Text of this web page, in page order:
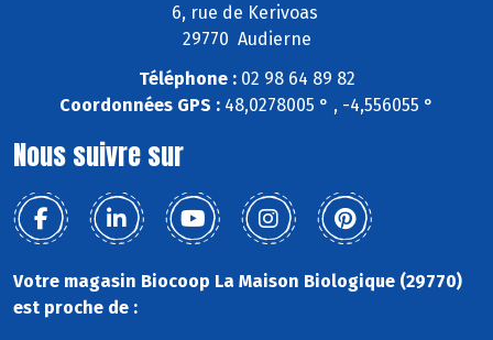
6, rue de Kerivoas
29770 Audierne
Téléphone :02 98 64 89 82
Coordonnées GPS : 48,0278005 ° , -4,556055 °
Nous suivre sur
Votre magasin Biocoop La Maison Biologique (29770)
est proche de :